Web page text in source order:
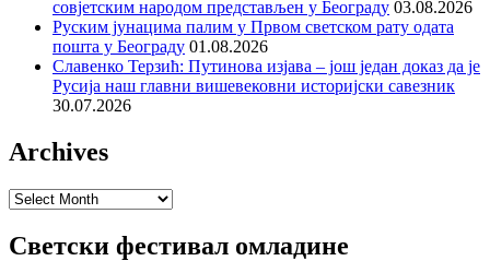
совјетским народом представљен у Београду 03.08.2026
Руским јунацима палим у Првом светском рату одата
пошта у Београду 01.08.2026
Славенко Терзић: Путинова изјава – још један доказ да је
Русија наш главни вишевековни историјски савезник
30.07.2026
Archives
Archives
Светски фестивал омладине